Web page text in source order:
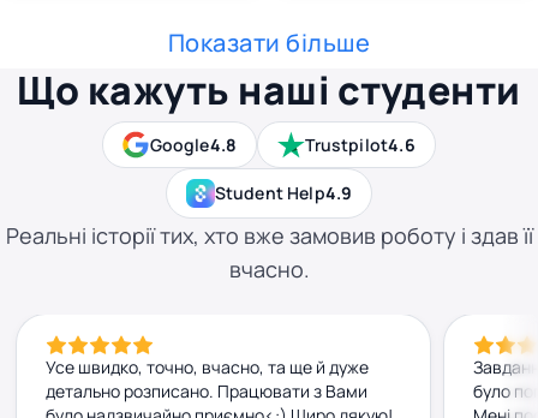
Показати більше
Google4.8 Trustpilot4.6
Student Help4.9
Що кажуть наші студенти
Реальні історії тих, хто вже замовив роботу і здав її
вчасно.
Усе швидко, точно, вчасно, та ще й дуже
детально розписано. Працювати з Вами
було